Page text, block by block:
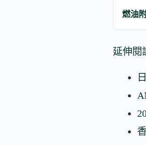
燃油
延伸閱